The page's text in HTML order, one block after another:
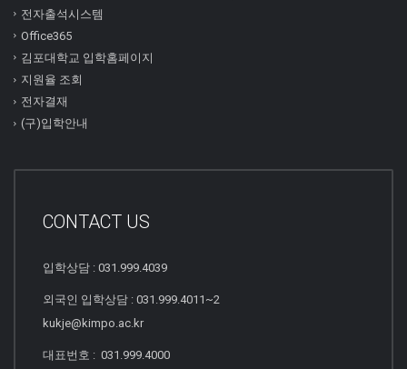
전자출석시스템
Office365
김포대학교 입학홈페이지
지원율 조회
전자결재
(구)입학안내
CONTACT US
입학상담 : 031.999.4039
외국인 입학상담 : 031.999.4011~2
kukje@kimpo.ac.kr
대표번호 : 031.999.4000